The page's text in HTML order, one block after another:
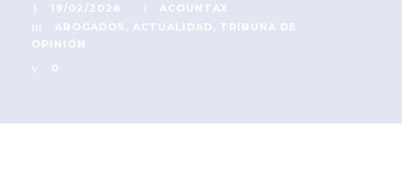
19/02/2026
ACOUNTAX
ABOGADOS , ACTUALIDAD , TRIBUNA DE
OPINIÓN
0